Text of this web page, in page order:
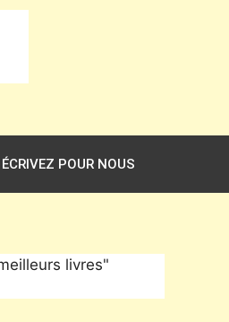
ÉCRIVEZ POUR NOUS
livres"